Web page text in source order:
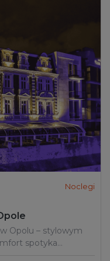
Noclegi
Opolu – stylowym
spotyka…